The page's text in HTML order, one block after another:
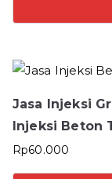
Jasa Injeksi
Injeksi Beton
Rp60.000